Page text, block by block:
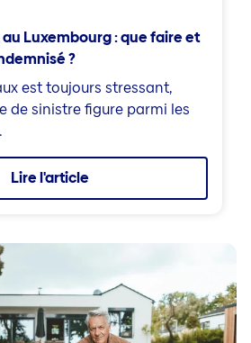
Luxembourg : que faire et
?
est toujours stressant,
de sinistre figure parmi les
Lire l'article